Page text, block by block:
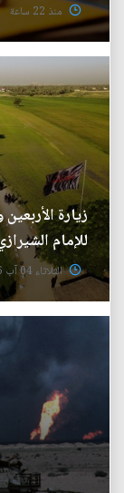
منذ 22 ساعة
زيارة
للإمام
الثلاثاء 04 آب 2026